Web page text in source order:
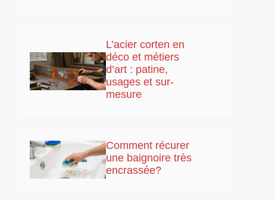
L’acier corten en
déco et métiers
d’art : patine,
usages et sur-
mesure
Comment récurer
une baignoire très
encrassée?